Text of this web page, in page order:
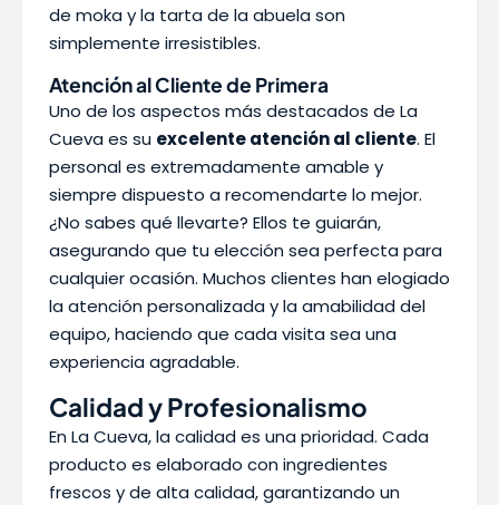
de moka y la tarta de la abuela son
simplemente irresistibles.
Atención al Cliente de Primera
Uno de los aspectos más destacados de La
Cueva es su excelente atención al cliente. El
personal es extremadamente amable y
siempre dispuesto a recomendarte lo mejor.
¿No sabes qué llevarte? Ellos te guiarán,
asegurando que tu elección sea perfecta para
cualquier ocasión. Muchos clientes han elogiado
la atención personalizada y la amabilidad del
equipo, haciendo que cada visita sea una
experiencia agradable.
Calidad y Profesionalismo
En La Cueva, la calidad es una prioridad. Cada
producto es elaborado con ingredientes
frescos y de alta calidad, garantizando un